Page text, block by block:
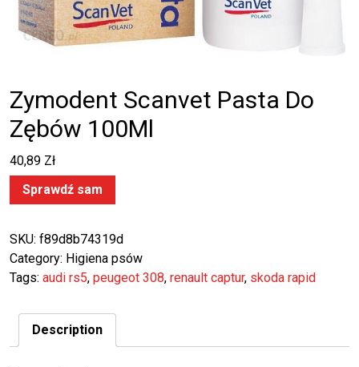
Zymodent Scanvet Pasta Do
Zębów 100Ml
40,89 Zł
Sprawdź sam
SKU: f89d8b74319d
Category: Higiena psów
Tags: audi rs5, peugeot 308, renault captur, skoda rapid
Description